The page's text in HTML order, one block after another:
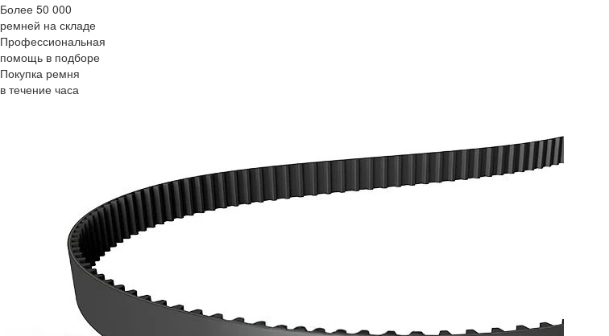
Более 50 000
ремней на складе
Профессиональная
помощь в подборе
Покупка ремня
в течение часа